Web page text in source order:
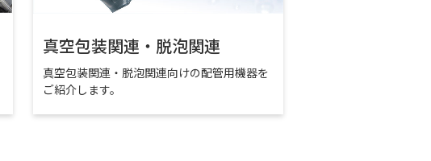
真空包装関連・脱泡関連
真空包装関連・脱泡関連向けの配管用機器を
ご紹介します。